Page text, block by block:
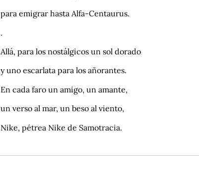
para emigrar hasta Alfa-Centaurus.
.
Allá, para los nostálgicos un sol dorado
y uno escarlata para los añorantes.
En cada faro un amigo, un amante,
un verso al mar, un beso al viento,
Nike, pétrea Nike de Samotracia.